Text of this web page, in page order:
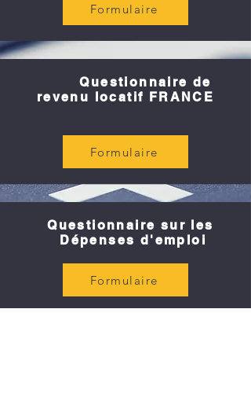
Formulaire
Questionnaire de
revenu locatif FRANCE
Formulaire
Questionnaire sur les
Dépenses d'emploi
Formulaire